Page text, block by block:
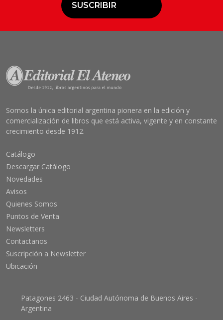
SUSCRIBIR
Somos la única editorial argentina pionera en la edición y
comercialización de libros que está activa, vigente y en constante
crecimiento desde 1912.
Catálogo
Descargar Catálogo
Novedades
Avisos
Quienes Somos
Puntos de Venta
Newsletters
Contactanos
Suscripción a Newsletter
Ubicación
Patagones 2463 - Ciudad Autónoma de Buenos Aires -
Argentina